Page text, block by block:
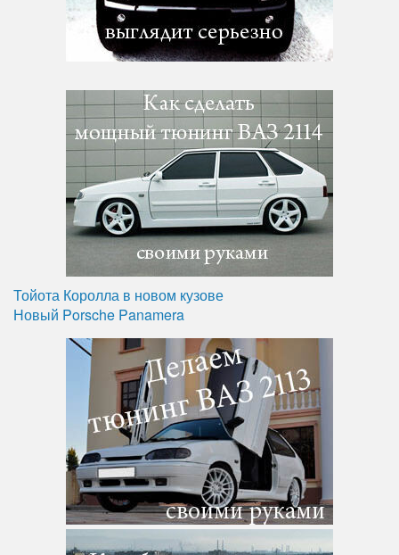
Тойота Королла в новом кузове
Новый Porsche Panamera